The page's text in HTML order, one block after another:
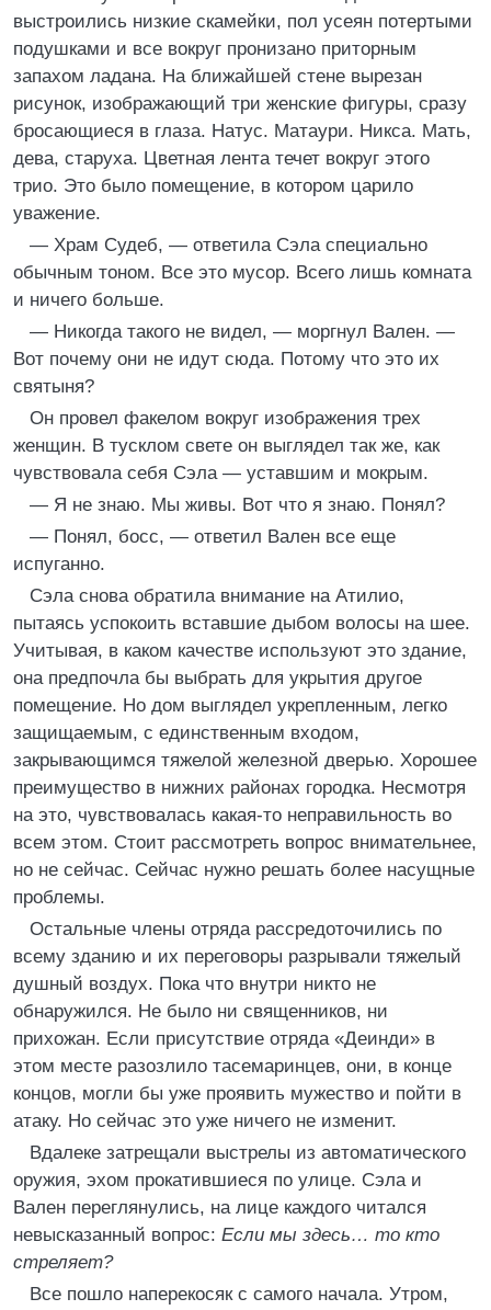
выстроились низкие скамейки, пол усеян потертыми
подушками и все вокруг пронизано приторным
запахом ладана. На ближайшей стене вырезан
рисунок, изображающий три женские фигуры, сразу
бросающиеся в глаза. Натус. Матаури. Никса. Мать,
дева, старуха. Цветная лента течет вокруг этого
трио. Это было помещение, в котором царило
уважение.
— Храм Судеб, — ответила Сэла специально
обычным тоном. Все это мусор. Всего лишь комната
и ничего больше.
— Никогда такого не видел, — моргнул Вален. —
Вот почему они не идут сюда. Потому что это их
святыня?
Он провел факелом вокруг изображения трех
женщин. В тусклом свете он выглядел так же, как
чувствовала себя Сэла — уставшим и мокрым.
— Я не знаю. Мы живы. Вот что я знаю. Понял?
— Понял, босс, — ответил Вален все еще
испуганно.
Сэла снова обратила внимание на Атилио,
пытаясь успокоить вставшие дыбом волосы на шее.
Учитывая, в каком качестве используют это здание,
она предпочла бы выбрать для укрытия другое
помещение. Но дом выглядел укрепленным, легко
защищаемым, с единственным входом,
закрывающимся тяжелой железной дверью. Хорошее
преимущество в нижних районах городка. Несмотря
на это, чувствовалась какая-то неправильность во
всем этом. Стоит рассмотреть вопрос внимательнее,
но не сейчас. Сейчас нужно решать более насущные
проблемы.
Остальные члены отряда рассредоточились по
всему зданию и их переговоры разрывали тяжелый
душный воздух. Пока что внутри никто не
обнаружился. Не было ни священников, ни
прихожан. Если присутствие отряда «Деинди» в
этом месте разозлило тасемаринцев, они, в конце
концов, могли бы уже проявить мужество и пойти в
атаку. Но сейчас это уже ничего не изменит.
Вдалеке затрещали выстрелы из автоматического
оружия, эхом прокатившиеся по улице. Сэла и
Вален переглянулись, на лице каждого читался
невысказанный вопрос: Если мы здесь… то кто
стреляет?
Все пошло наперекосяк с самого начала. Утром,